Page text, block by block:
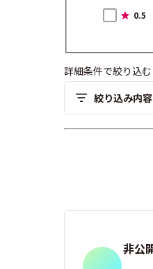
0.5
詳細条件で絞り込む
絞り込み内
非公